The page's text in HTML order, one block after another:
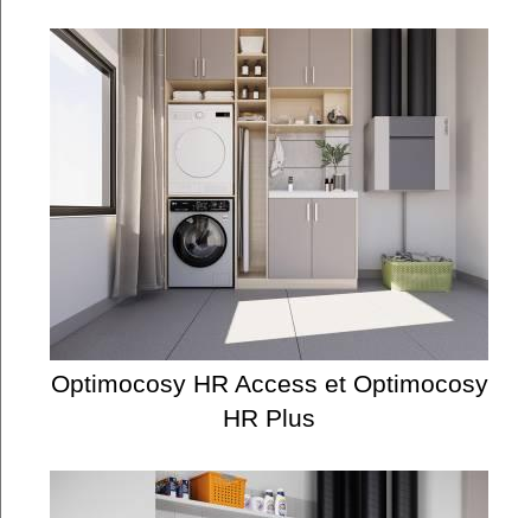
Optimocosy HR Access et Optimocosy
HR Plus